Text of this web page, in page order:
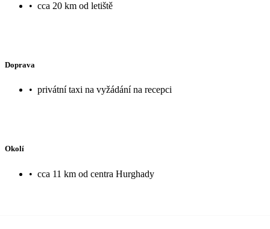
• cca 20 km od letiště
Doprava
• privátní taxi na vyžádání na recepci
Okolí
• cca 11 km od centra Hurghady